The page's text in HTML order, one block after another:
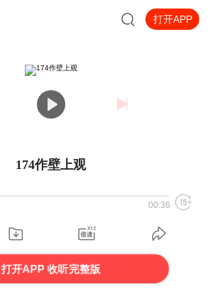
打开APP
174作壁上观
00:36
打开APP 收听完整版